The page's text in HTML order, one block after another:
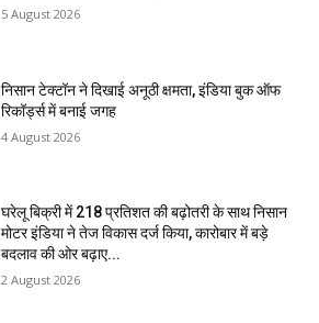
5 August 2026
निसान टेक्टॉन ने दिखाई अनूठी क्षमता, इंडिया बुक ऑफ
रिकॉर्ड्स में बनाई जगह
4 August 2026
घरेलू बिक्री में 218 प्रतिशत की बढ़ोतरी के साथ निसान
मोटर इंडिया ने तेज विकास दर्ज किया, कारोबार में बड़े
बदलाव की ओर बढ़ाए...
2 August 2026